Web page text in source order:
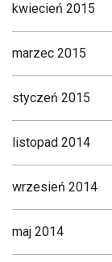
kwiecień 2015
marzec 2015
styczeń 2015
listopad 2014
wrzesień 2014
maj 2014